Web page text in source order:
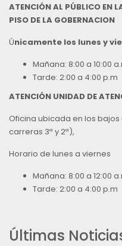
ATENCIÓN AL PÚBLICO EN
PISO DE LA GOBERNACION
Únicamente los lunes y
Mañana: 8:00 a 10:00
Tarde: 2:00 a 4:00 p.m
ATENCIÓN UNIDAD DE
Oficina ubicada en los bajos
carreras 3ª y 2ª),
Horario de lunes a viernes
Mañana: 8:00 a 12:00
Tarde: 2:00 a 4:00 p.m
Últimas